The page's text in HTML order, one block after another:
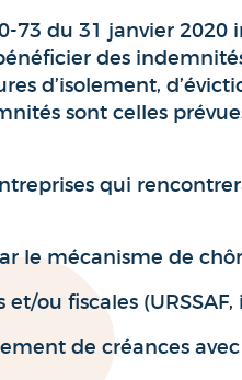
73 du 31 janvier 2020
des
d’isolement,
sont celles
qui
le mécanisme de
ou fiscales (URSSAF,
de créances